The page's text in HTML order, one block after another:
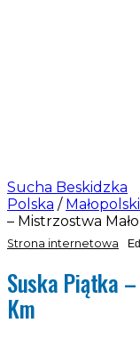
Sucha Beskidzka
Polska /
– Mistrzostwa
Strona internetowa
Suska Piątka
Km